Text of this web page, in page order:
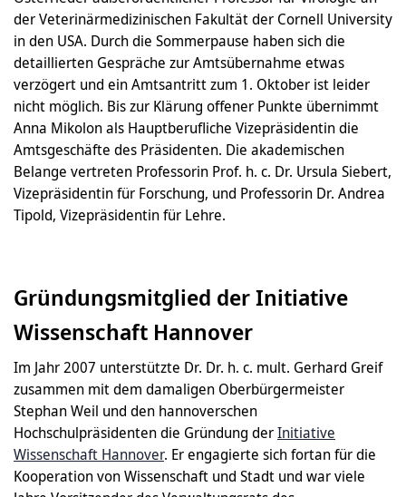
der Veterinärmedizinischen Fakultät der Cornell University
in den USA. Durch die Sommerpause haben sich die
detaillierten Gespräche zur Amtsübernahme etwas
verzögert und ein Amtsantritt zum 1. Oktober ist leider
nicht möglich. Bis zur Klärung offener Punkte übernimmt
Anna Mikolon als Hauptberufliche Vizepräsidentin die
Amtsgeschäfte des Präsidenten. Die akademischen
Belange vertreten Professorin Prof. h. c. Dr. Ursula Siebert,
Vizepräsidentin für Forschung, und Professorin Dr. Andrea
Tipold, Vizepräsidentin für Lehre.
Gründungsmitglied der Initiative
Wissenschaft Hannover
Im Jahr 2007 unterstützte Dr. Dr. h. c. mult. Gerhard Greif
zusammen mit dem damaligen Oberbürgermeister
Stephan Weil und den hannoverschen
Hochschulpräsidenten die Gründung derInitiative
Wissenschaft Hannover. Er engagierte sich fortan für die
Kooperation von Wissenschaft und Stadt und war viele